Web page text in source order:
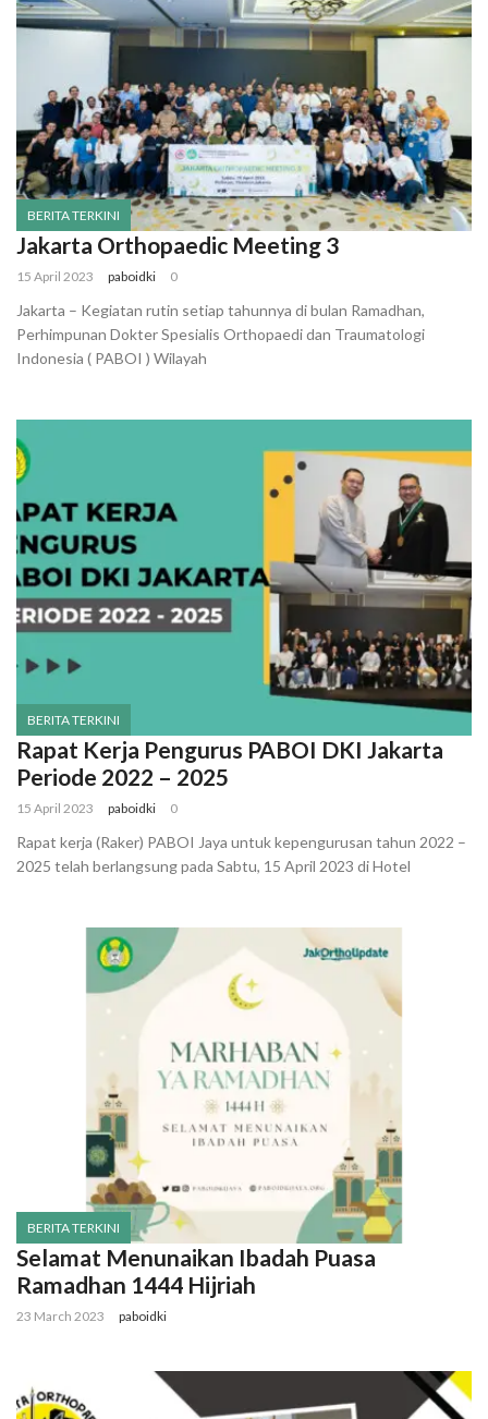
BERITA TERKINI
Jakarta Orthopaedic Meeting 3
15 April 2023 paboidki 0
Jakarta – Kegiatan rutin setiap tahunnya di bulan Ramadhan,
Perhimpunan Dokter Spesialis Orthopaedi dan Traumatologi
Indonesia ( PABOI ) Wilayah
BERITA TERKINI
Rapat Kerja Pengurus PABOI DKI Jakarta
Periode 2022 – 2025
15 April 2023 paboidki 0
Rapat kerja (Raker) PABOI Jaya untuk kepengurusan tahun 2022 –
2025 telah berlangsung pada Sabtu, 15 April 2023 di Hotel
BERITA TERKINI
Selamat Menunaikan Ibadah Puasa
Ramadhan 1444 Hijriah
23 March 2023 paboidki